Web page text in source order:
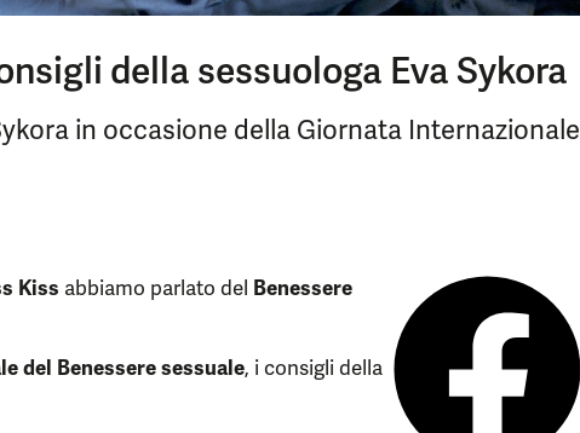
della sessuologa Eva Sykora
in occasione della Giornata Internazionale
Kiss abbiamo parlato del Benessere
del Benessere sessuale, i consigli della